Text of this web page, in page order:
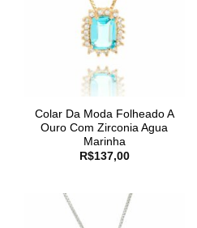
Colar Da Moda Folheado A
Ouro Com Zirconia Agua
Marinha
R$137,00